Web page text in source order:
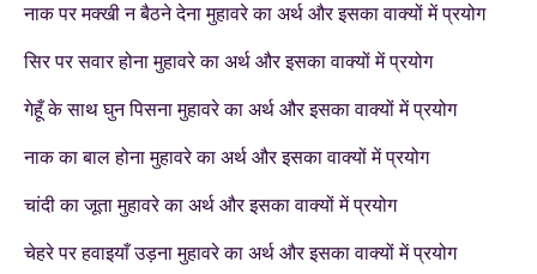
नाक पर मक्खी न बैठने देना मुहावरे का अर्थ और इसका वाक्यों में प्रयोग
सिर पर सवार होना मुहावरे का अर्थ और इसका वाक्यों में प्रयोग
गेहूँ के साथ घुन पिसना मुहावरे का अर्थ और इसका वाक्यों में प्रयोग
नाक का बाल होना मुहावरे का अर्थ और इसका वाक्यों में प्रयोग
चांदी का जूता मुहावरे का अर्थ और इसका वाक्यों में प्रयोग
चेहरे पर हवाइयाँ उड़ना मुहावरे का अर्थ और इसका वाक्यों में प्रयोग